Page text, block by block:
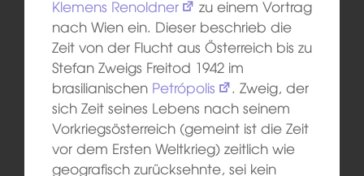
Klemens Renoldner
zu einem Vortrag
nach Wien ein. Dieser beschrieb die
Zeit von der Flucht aus Österreich bis zu
Stefan Zweigs Freitod 1942 im
brasilianischen Petrópolis
. Zweig, der
sich Zeit seines Lebens nach seinem
Vorkriegsösterreich (gemeint ist die Zeit
vor dem Ersten Weltkrieg) zeitlich wie
geografisch zurücksehnte, sei kein